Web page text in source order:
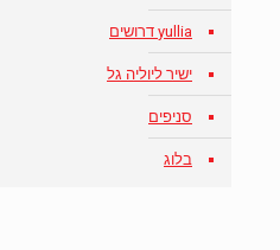
yullia דרושים
ישיר ליוליה גל
סניפים
בלוג